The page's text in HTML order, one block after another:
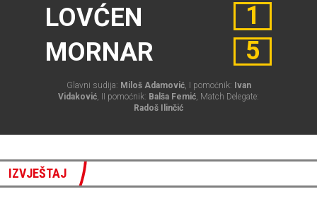
LOVĆEN
MORNAR
1
5
Glavni sudija: Miloš Adamović, I pomoćnik: Ivan
Vidaković, II pomoćnik: Balša Femić, Match Delegate:
Radoš Ilinčić
IZVJEŠTAJ